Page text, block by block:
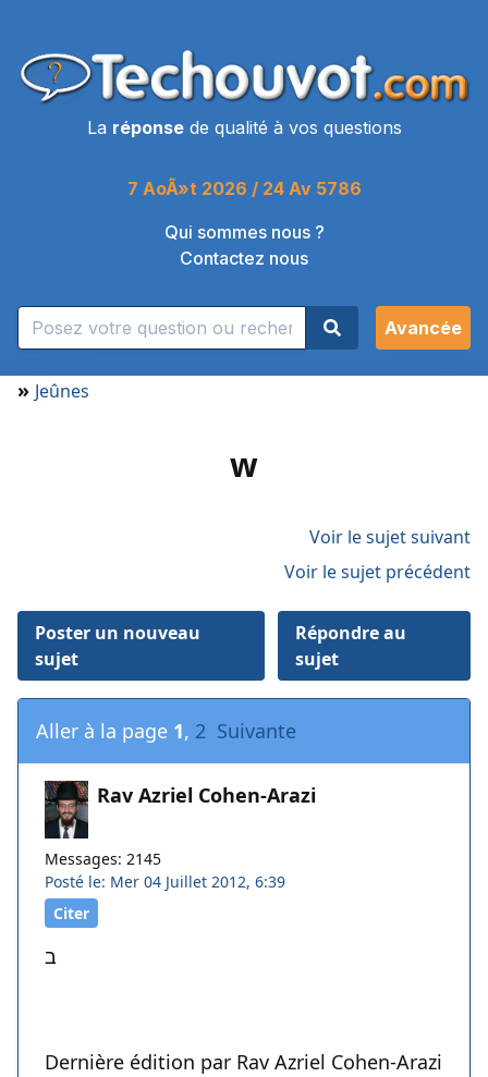
La réponsede qualité à vos questions
7 AoÃ»t 2026 / 24 Av 5786
Qui sommes nous ?
Contactez nous
Avancée
» Jeûnes
w
Voir le sujet suivant
Voir le sujet précédent
Poster un nouveau
sujet
Répondre au
sujet
Aller à la page 1, 2 Suivante
Rav Azriel Cohen-Arazi
Messages: 2145
Posté le: Mer 04 Juillet 2012, 6:39
Citer
ב
Dernière édition par Rav Azriel Cohen-Arazi